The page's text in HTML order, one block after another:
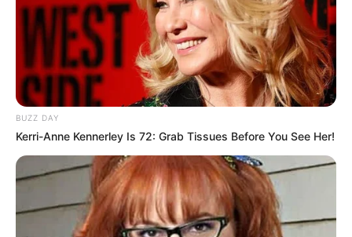
BUZZ DAY
Kerri-Anne Kennerley Is 72: Grab Tissues Before You See Her!